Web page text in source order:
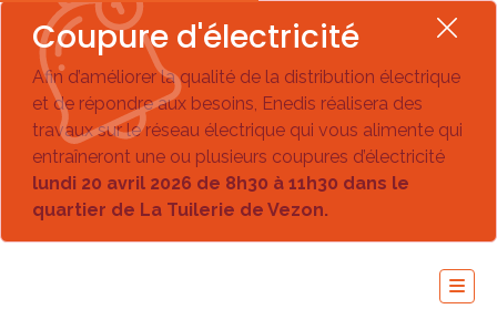
Coupure d'électricité
Afin d’améliorer la qualité de la distribution électrique
et de répondre aux besoins, Enedis réalisera des
travaux sur le réseau électrique qui vous alimente qui
entraîneront une ou plusieurs coupures d’électricité
lundi 20 avril 2026 de 8h30 à 11h30 dans le
quartier de La Tuilerie de Vezon.